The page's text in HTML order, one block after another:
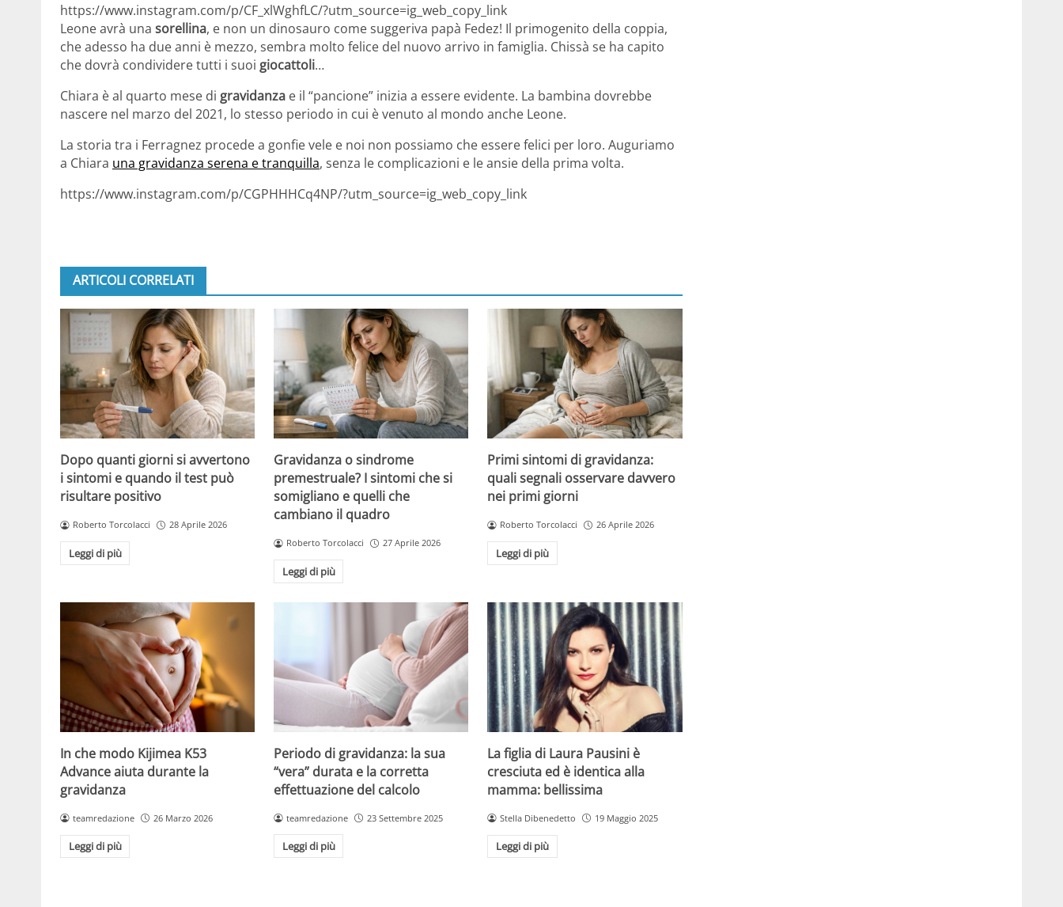
https://www.instagram.com/p/CF_xlWghfLC/?utm_source=ig_web_copy_link
Leone avrà una sorellina, e non un dinosauro come suggeriva papà Fedez! Il primogenito della coppia,
che adesso ha due anni è mezzo, sembra molto felice del nuovo arrivo in famiglia. Chissà se ha capito
che dovrà condividere tutti i suoi giocattoli…
Chiara è al quarto mese di gravidanza e il “pancione” inizia a essere evidente. La bambina dovrebbe
nascere nel marzo del 2021, lo stesso periodo in cui è venuto al mondo anche Leone.
La storia tra i Ferragnez procede a gonfie vele e noi non possiamo che essere felici per loro. Auguriamo
a Chiara una gravidanza serena e tranquilla, senza le complicazioni e le ansie della prima volta.
https://www.instagram.com/p/CGPHHHCq4NP/?utm_source=ig_web_copy_link
ARTICOLI CORRELATI
Dopo quanti giorni si avvertono
i sintomi e quando il test può
risultare positivo
Roberto Torcolacci 28 Aprile 2026
Leggi di più
Gravidanza o sindrome
premestruale? I sintomi che si
somigliano e quelli che
cambiano il quadro
Roberto Torcolacci 27 Aprile 2026
Leggi di più
Primi sintomi di gravidanza:
quali segnali osservare davvero
nei primi giorni
Roberto Torcolacci 26 Aprile 2026
Leggi di più
In che modo Kijimea K53
Advance aiuta durante la
gravidanza
teamredazione 26 Marzo 2026
Leggi di più
Periodo di gravidanza: la sua
“vera” durata e la corretta
effettuazione del calcolo
teamredazione 23 Settembre 2025
Leggi di più
La figlia di Laura Pausini è
cresciuta ed è identica alla
mamma: bellissima
Stella Dibenedetto 19 Maggio 2025
Leggi di più